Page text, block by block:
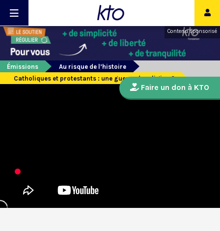
Contenu sponsorisé
Émissions
Au risque de l’histoire
Catholiques et protestants : une guerre de religion ?
Faire un don à KTO